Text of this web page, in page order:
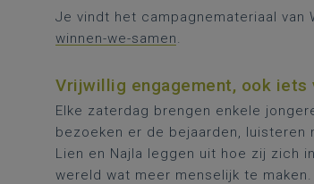
Je vindt het campagnemateriaal van
winnen-we-samen.
Vrijwillig engagement, ook iets
Elke zaterdag brengen enkele
bezoeken er de bejaarden, luisteren
Lien en Najla leggen uit hoe zij zich
wereld wat meer menselijk te maken.